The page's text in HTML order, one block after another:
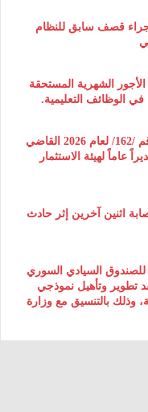
قصف سابق للنظام
الشهرية المستحقة
الوظائف التعليمية.
الرئيس “أحمد الشرع” يصدر المرسوم رقم /162/ لعام 2026 ‌القاضي
عاماً لهيئة ‌الاستثمار
اثنين آخرين إثر حادث
السيادي السوري
تطوير وتأهيل نموذجي
وذلك بالتنسيق مع وزارة